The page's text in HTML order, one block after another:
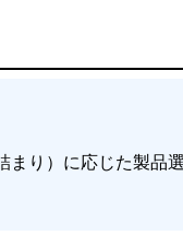
り）に応じた製品